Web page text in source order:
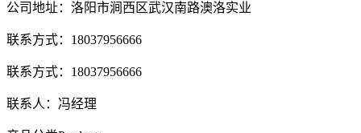
公司地址：洛阳市涧西区武汉南路澳洛实业
联系方式：18037956666
联系方式：18037956666
联系人：冯经理